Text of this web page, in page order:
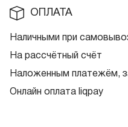
ОПЛАТА
Наличными при
На рассчётный счёт
Наложенным платежём,
Онлайн оплата liqpay